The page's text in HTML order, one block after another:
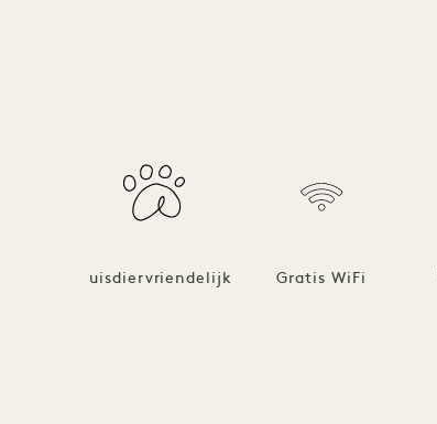
Huisdiervriendelijk Gratis WiFi